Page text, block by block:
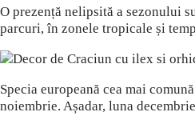
O prezență nelipsită a sezonului
parcuri, în zonele tropicale și
Specia europeană cea mai
noiembrie. Așadar, luna